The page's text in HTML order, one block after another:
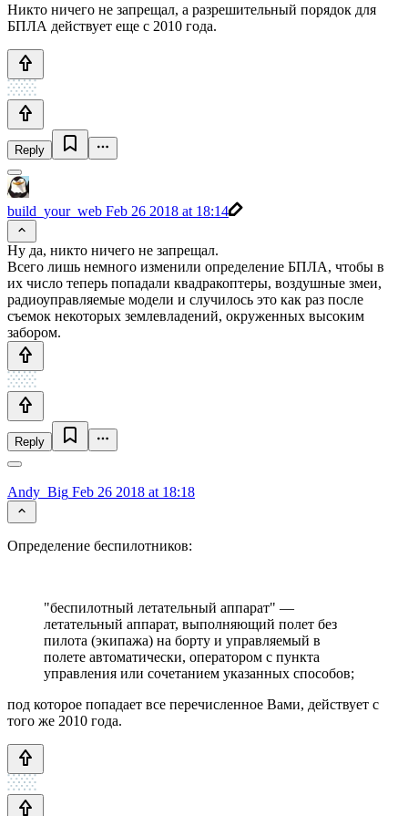
Никто ничего не запрещал, а разрешительный порядок для
БПЛА действует еще с 2010 года.
Reply
build_your_web Feb 26 2018 at 18:14
Ну да, никто ничего не запрещал.
Всего лишь немного изменили определение БПЛА, чтобы в
их число теперь попадали квадракоптеры, воздушные змеи,
радиоуправляемые модели и случилось это как раз после
съемок некоторых землевладений, окруженных высоким
забором.
Reply
Andy_Big Feb 26 2018 at 18:18
Определение беспилотников:
"беспилотный летательный аппарат" —
летательный аппарат, выполняющий полет без
пилота (экипажа) на борту и управляемый в
полете автоматически, оператором с пункта
управления или сочетанием указанных способов;
под которое попадает все перечисленное Вами, действует с
того же 2010 года.